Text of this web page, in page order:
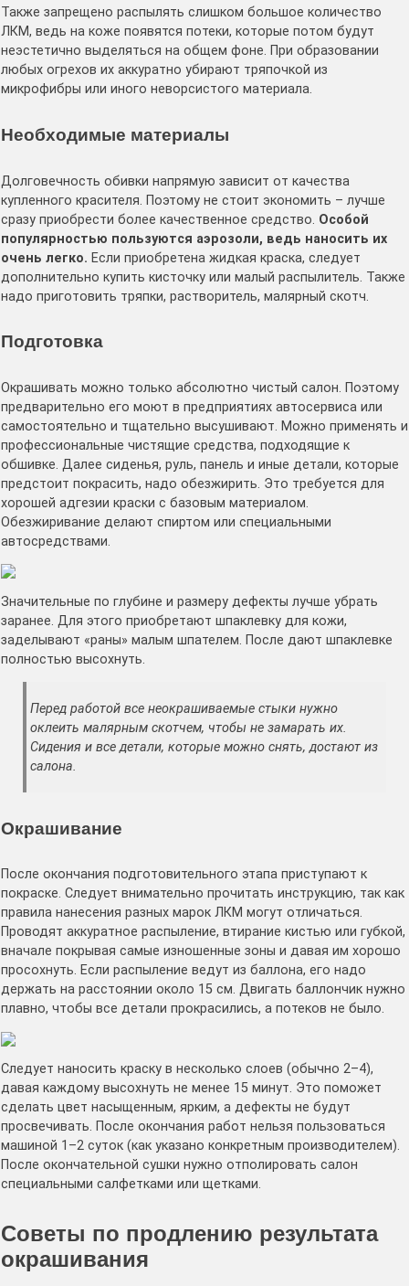
Также запрещено распылять слишком большое количество
ЛКМ, ведь на коже появятся потеки, которые потом будут
неэстетично выделяться на общем фоне. При образовании
любых огрехов их аккуратно убирают тряпочкой из
микрофибры или иного неворсистого материала.
Необходимые материалы
Долговечность обивки напрямую зависит от качества
купленного красителя. Поэтому не стоит экономить – лучше
сразу приобрести более качественное средство. Особой
популярностью пользуются аэрозоли, ведь наносить их
очень легко. Если приобретена жидкая краска, следует
дополнительно купить кисточку или малый распылитель. Также
надо приготовить тряпки, растворитель, малярный скотч.
Подготовка
Окрашивать можно только абсолютно чистый салон. Поэтому
предварительно его моют в предприятиях автосервиса или
самостоятельно и тщательно высушивают. Можно применять и
профессиональные чистящие средства, подходящие к
обшивке. Далее сиденья, руль, панель и иные детали, которые
предстоит покрасить, надо обезжирить. Это требуется для
хорошей адгезии краски с базовым материалом.
Обезжиривание делают спиртом или специальными
автосредствами.
Значительные по глубине и размеру дефекты лучше убрать
заранее. Для этого приобретают шпаклевку для кожи,
заделывают «раны» малым шпателем. После дают шпаклевке
полностью высохнуть.
Перед работой все неокрашиваемые стыки нужно
оклеить малярным скотчем, чтобы не замарать их.
Сидения и все детали, которые можно снять, достают из
салона.
Окрашивание
После окончания подготовительного этапа приступают к
покраске. Следует внимательно прочитать инструкцию, так как
правила нанесения разных марок ЛКМ могут отличаться.
Проводят аккуратное распыление, втирание кистью или губкой,
вначале покрывая самые изношенные зоны и давая им хорошо
просохнуть. Если распыление ведут из баллона, его надо
держать на расстоянии около 15 см. Двигать баллончик нужно
плавно, чтобы все детали прокрасились, а потеков не было.
Следует наносить краску в несколько слоев (обычно 2–4),
давая каждому высохнуть не менее 15 минут. Это поможет
сделать цвет насыщенным, ярким, а дефекты не будут
просвечивать. После окончания работ нельзя пользоваться
машиной 1–2 суток (как указано конкретным производителем).
После окончательной сушки нужно отполировать салон
специальными салфетками или щетками.
Советы по продлению результата
окрашивания